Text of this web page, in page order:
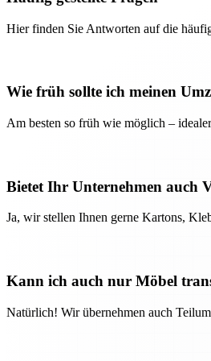
Hier finden Sie Antworten auf die
Wie früh sollte ich meinen
Am besten so früh wie möglich –
Bietet Ihr Unternehmen auch
Ja, wir stellen Ihnen gerne Kartons,
Kann ich auch nur Möbel
Natürlich! Wir übernehmen auch